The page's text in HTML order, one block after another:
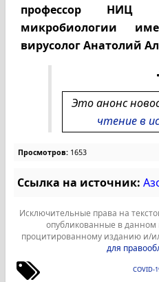
профессор НИЦ
микробиологии
вирусолог Анатолий
Это анонс
чтение в
Просмотров: 1653
Ссылка на источник:
Исключительные права на
опубликованные в
процитированному изданию и/
для
COVID-